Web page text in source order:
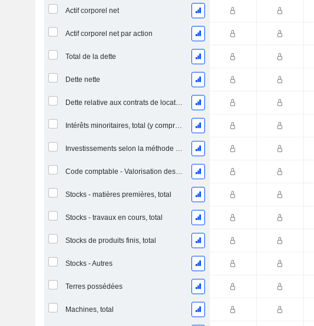
Actif corporel net
Actif corporel net par action
Total de la dette
Dette nette
Dette relative aux contrats de location
Intérêts minoritaires, total (y compris la division financière)
Investissements selon la méthode de la mise en équivalence, total
Code comptable - Valorisation des stocks
Stocks - matières premières, total
Stocks - travaux en cours, total
Stocks de produits finis, total
Stocks - Autres
Terres possédées
Machines, total